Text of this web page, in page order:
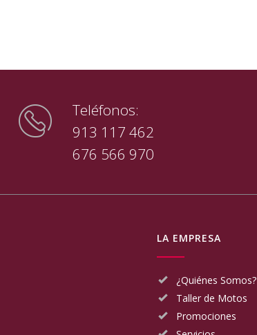
Teléfonos:
913 117 462
676 566 970
LA EMPRESA
¿Quiénes Somos?
Taller de Motos
Promociones